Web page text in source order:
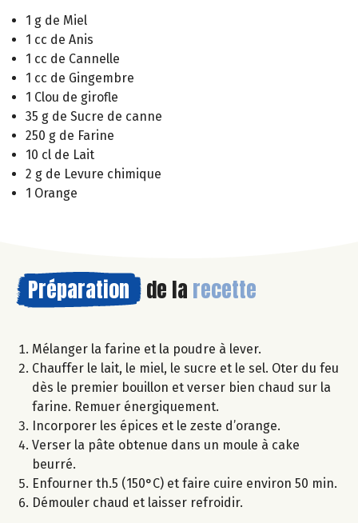
1 g de Miel
1 cc de Anis
1 cc de Cannelle
1 cc de Gingembre
1 Clou de girofle
35 g de Sucre de canne
250 g de Farine
10 cl de Lait
2 g de Levure chimique
1 Orange
Préparation de la recette
Mélanger la farine et la poudre à lever.
Chauffer le lait, le miel, le sucre et le sel. Oter du feu
dès le premier bouillon et verser bien chaud sur la
farine. Remuer énergiquement.
Incorporer les épices et le zeste d’orange.
Verser la pâte obtenue dans un moule à cake
beurré.
Enfourner th.5 (150°C) et faire cuire environ 50 min.
Démouler chaud et laisser refroidir.